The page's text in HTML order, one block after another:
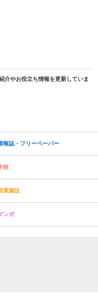
介やお役立ち情報を更新していま
報誌・フリーペーパー
校
業施設
ンガ